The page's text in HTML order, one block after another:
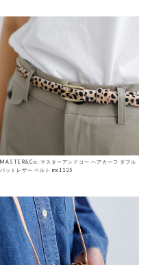
MASTER&Co. マスターアンドコー ヘアカーフ ダブル
バットレザー ベルト mc1135